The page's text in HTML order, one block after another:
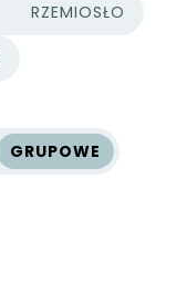
RZEMIOSŁO
GRUPOWE